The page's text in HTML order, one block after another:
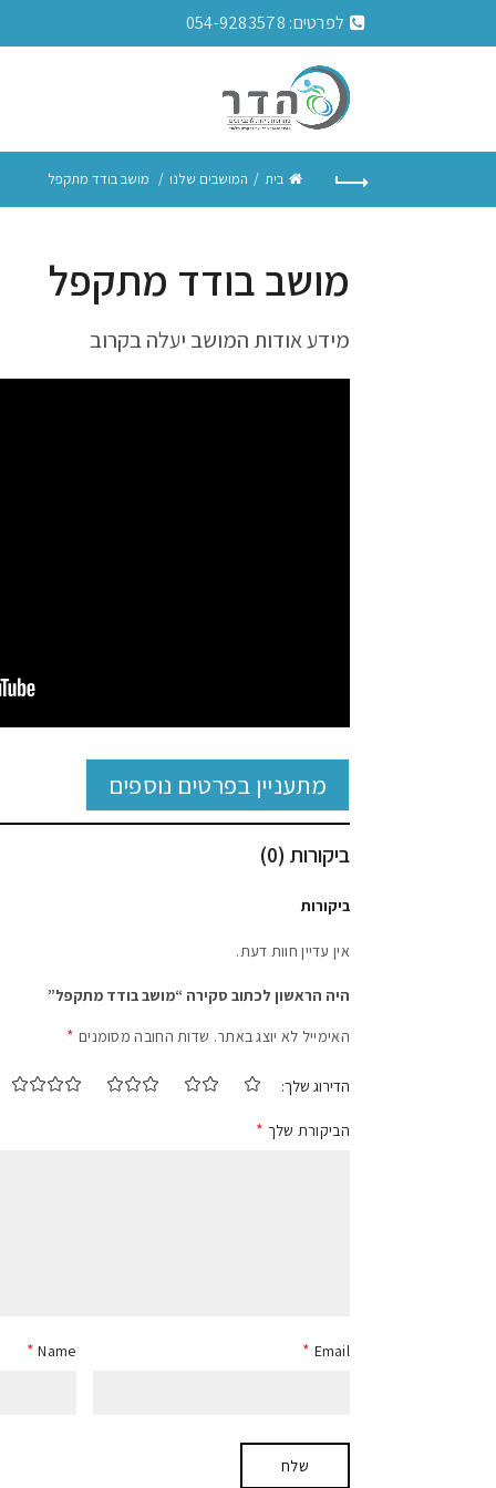
לפרטים: 054-9283578
בית המושבים שלנו מושב בודד מתקפל
מושב בודד מתקפל
מידע אודות המושב יעלה בקרוב
מתעניין בפרטים נוספים
ביקורות (0)
ביקורות
אין עדיין חוות דעת.
היה הראשון לכתוב סקירה “מושב בודד מתקפל”
האימייל לא יוצג באתר. שדות החובה מסומנים *
הדירוג שלך
הביקורת שלך *
Name
* Email
*